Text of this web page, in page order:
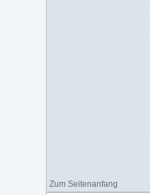
Zum Seitenanfang